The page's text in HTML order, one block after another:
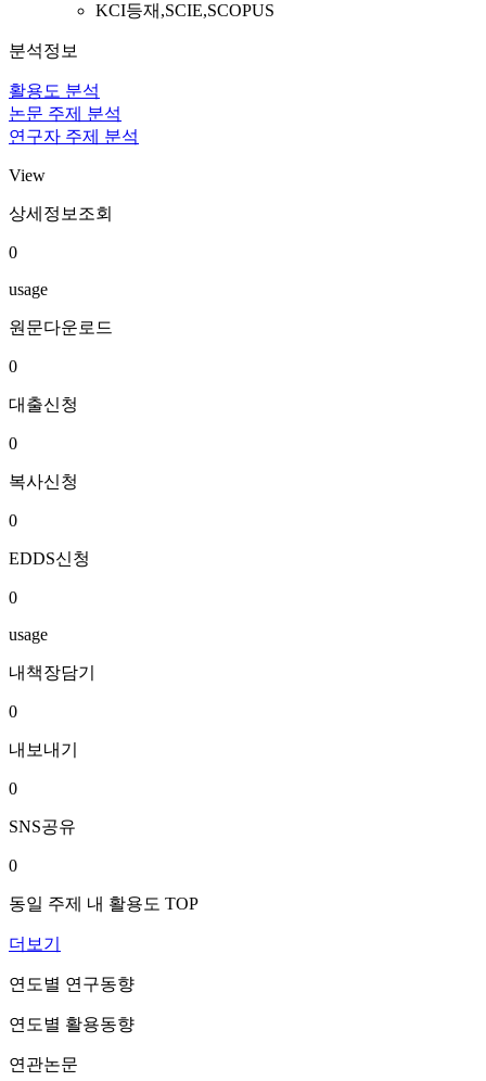
KCI등재,SCIE,SCOPUS
분석정보
활용도 분석
논문 주제 분석
연구자 주제 분석
View
상세정보조회
0
usage
원문다운로드
0
대출신청
0
복사신청
0
EDDS신청
0
usage
내책장담기
0
내보내기
0
SNS공유
0
동일 주제 내 활용도 TOP
더보기
연도별 연구동향
연도별 활용동향
연관논문